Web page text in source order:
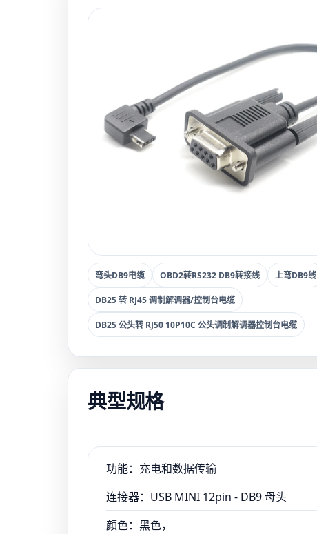
弯头DB9电缆 OBD2转RS232 DB9转接线 上弯DB9线
DB25 转 RJ45 调制解调器/控制台电缆
DB25 公头转 RJ50 10P10C 公头调制解调器控制台电缆
典型规格
功能：充电和数据传输
连接器：USB MINI 12pin - DB9 母头
颜色：黑色，